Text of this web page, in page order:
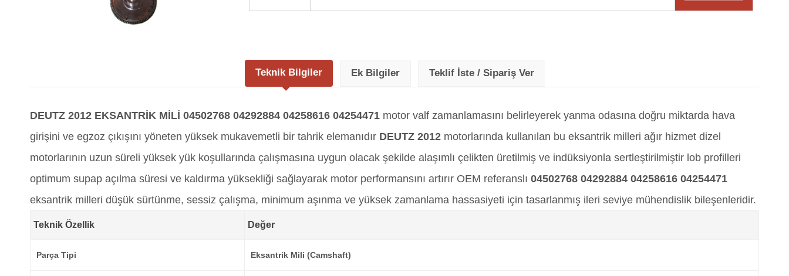
Teknik Bilgiler Ek Bilgiler Teklif İste / Sipariş Ver
DEUTZ 2012 EKSANTRİK MİLİ 04502768 04292884 04258616 04254471 motor valf zamanlamasını belirleyerek yanma odasına doğru miktarda hava
girişini ve egzoz çıkışını yöneten yüksek mukavemetli bir tahrik elemanıdır DEUTZ 2012 motorlarında kullanılan bu eksantrik milleri ağır hizmet dizel
motorlarının uzun süreli yüksek yük koşullarında çalışmasına uygun olacak şekilde alaşımlı çelikten üretilmiş ve indüksiyonla sertleştirilmiştir lob profilleri
optimum supap açılma süresi ve kaldırma yüksekliği sağlayarak motor performansını artırır OEM referanslı 04502768 04292884 04258616 04254471
eksantrik milleri düşük sürtünme, sessiz çalışma, minimum aşınma ve yüksek zamanlama hassasiyeti için tasarlanmış ileri seviye mühendislik bileşenleridir.
Teknik Özellik Değer
Parça Tipi Eksantrik Mili (Camshaft)